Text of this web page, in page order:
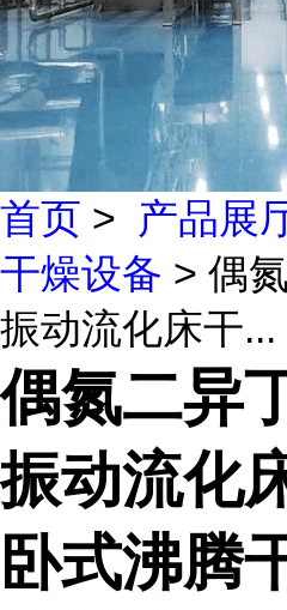
首页 > 产品展
干燥设备 > 偶
振动流化床干...
偶氮二异
振动流化
卧式沸腾